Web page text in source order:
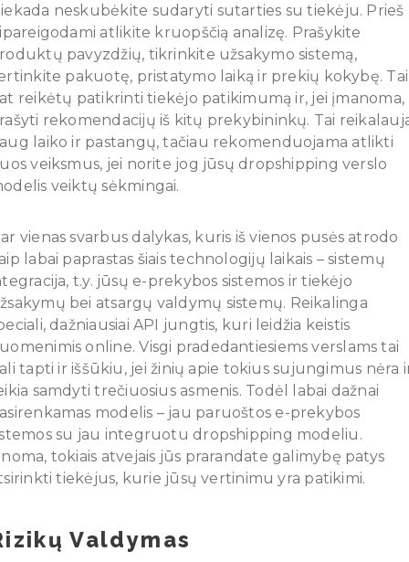
neskubėkite sudaryti sutarties su tiekėju. Prieš
atlikite kruopščią analizę. Prašykite
pavyzdžių, tikrinkite užsakymo sistemą,
pakuotę, pristatymo laiką ir prekių kokybę.
reikėtų patikrinti tiekėjo patikimumą ir, jei įmanoma,
rekomendacijų iš kitų prekybininkų. Tai
laiko ir pastangų, tačiau rekomenduojama atlikti
veiksmus, jei norite jog jūsų dropshipping verslo
veiktų sėkmingai.
vienas svarbus dalykas, kuris iš vienos pusės atrodo
labai paprastas šiais technologijų laikais – sistemų
t.y. jūsų e-prekybos sistemos ir tiekėjo
bei atsargų valdymų sistemų. Reikalinga
dažniausiai API jungtis, kuri leidžia keistis
online. Visgi pradedantiesiems verslams tai
tapti ir iššūkiu, jei žinių apie tokius sujungimus nėra
samdyti trečiuosius asmenis. Todėl labai dažnai
modelis – jau paruoštos e-prekybos
su jau integruotu dropshipping modeliu.
tokiais atvejais jūs prarandate galimybę patys
tiekėjus, kurie jūsų vertinimu yra patikimi.
Valdymas